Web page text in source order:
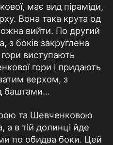
має вид піраміди,
Вона така крута од
вийти. По другий
з боків закруглена
гори виступають
гори і придають
верхом, з
баштами...
та Шевченковою
а в тій долинці йде
по обидва боки. Цей